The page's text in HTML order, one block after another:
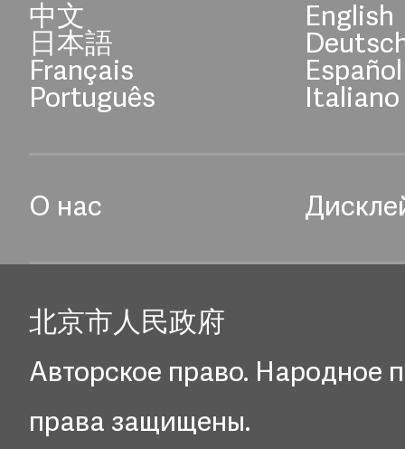
中文 English
日本語
Français Español
Português Italiano
О нас
北京市人民政府
Авторское право. Народное
права защищены.